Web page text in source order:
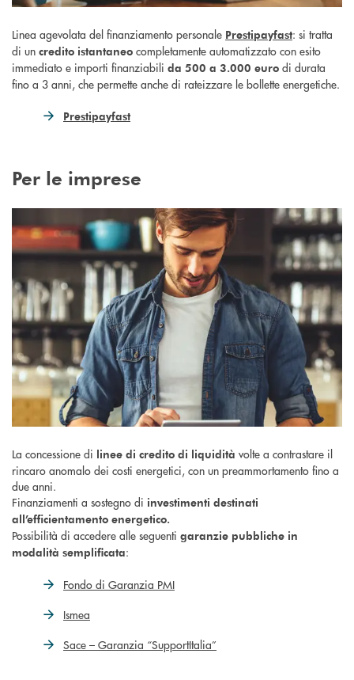
Linea agevolata del finanziamento personale Prestipayfast: si tratta
di un credito istantaneo completamente automatizzato con esito
immediato e importi finanziabili da 500 a 3.000 euro di durata
fino a 3 anni, che permette anche di rateizzare le bollette energetiche.
Prestipayfast
Per le imprese
La concessione di linee di credito di liquidità volte a contrastare il
rincaro anomalo dei costi energetici, con un preammortamento fino a
due anni.
Finanziamenti a sostegno di investimenti destinati
all’efficientamento energetico.
Possibilità di accedere alle seguenti garanzie pubbliche in
modalità semplificata:
Fondo di Garanzia PMI
Ismea
Sace – Garanzia “SupportItalia”